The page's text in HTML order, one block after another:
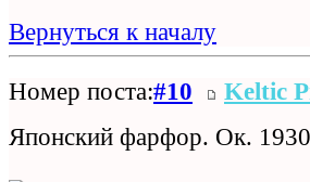
Вернуться к началу
Номер поста:#10 Keltic
Японский фарфор. Ок. 1930